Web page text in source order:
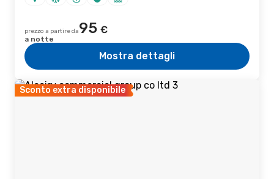
prezzo a partire da95 €
a notte
Mostra dettagli
Sconto extra disponibile